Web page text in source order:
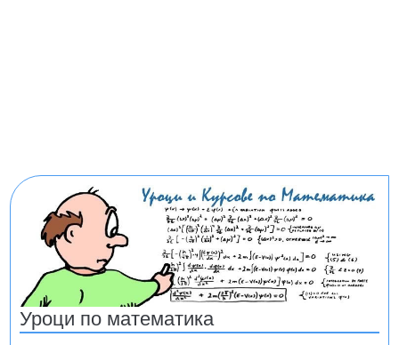
Уроци по математика